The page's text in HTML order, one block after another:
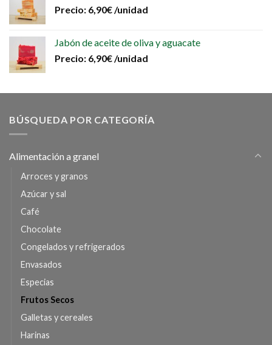
Precio: 6,90€ /unidad
Jabón de aceite de oliva y aguacate
Precio: 6,90€ /unidad
BÚSQUEDA POR CATEGORÍA
Alimentación a granel
Arroces y granos
Azúcar y sal
Café
Chocolate
Congelados y refrigerados
Envasados
Especias
Frutos Secos
Galletas y cereales
Harinas